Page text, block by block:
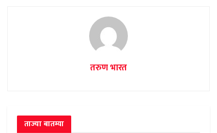
तरुण भारत
ताज्या बातम्या